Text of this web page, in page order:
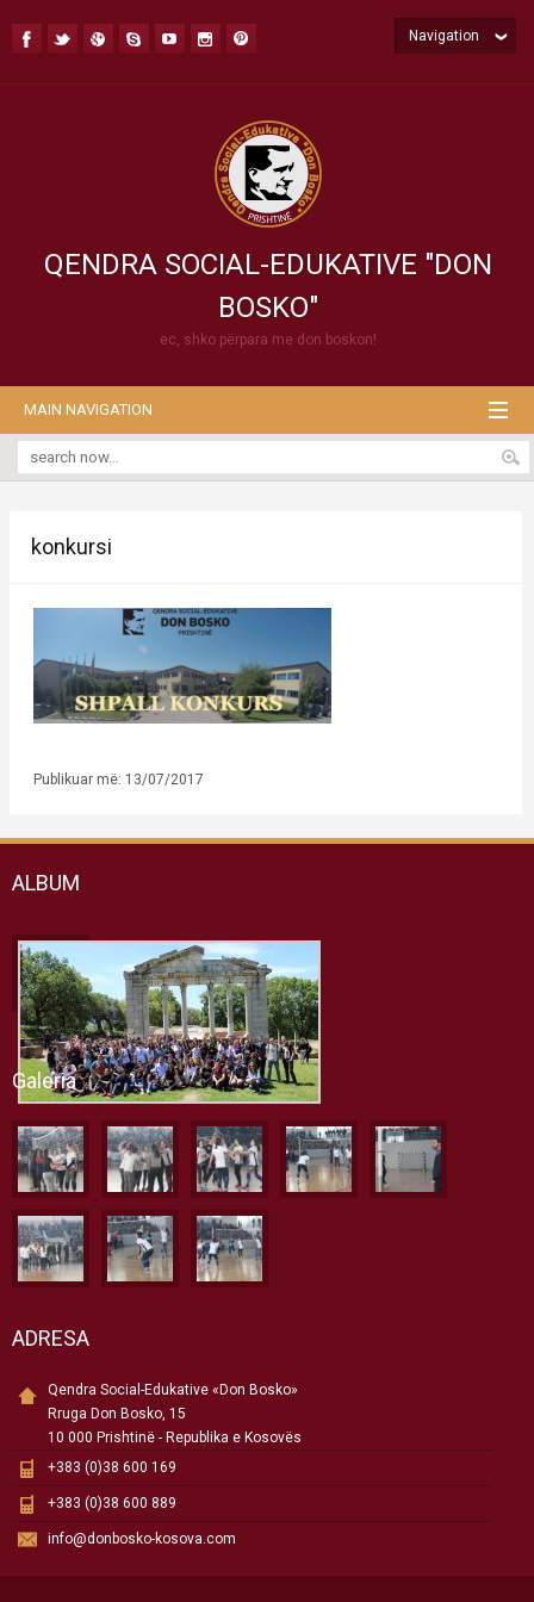
QENDRA SOCIAL-EDUKATIVE "DON
BOSKO"
ec, shko përpara me don boskon!
Navigation
MAIN NAVIGATION
konkursi
Publikuar më: 13/07/2017
ALBUM
Galeria
ADRESA
Qendra Social-Edukative «Don Bosko»
Rruga Don Bosko, 15
10 000 Prishtinë - Republika e Kosovës
+383 (0)38 600 169
+383 (0)38 600 889
info@donbosko-kosova.com